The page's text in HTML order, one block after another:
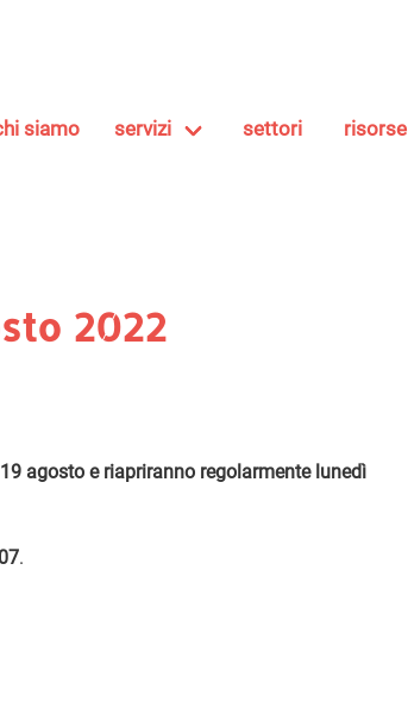
siamo servizi settori risorse
2022
agosto e riapriranno regolarmente lunedì
.